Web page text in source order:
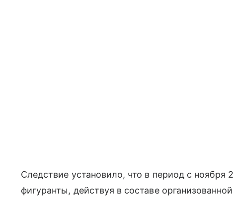
Следствие установило, что в период с ноября
фигуранты, действуя в составе